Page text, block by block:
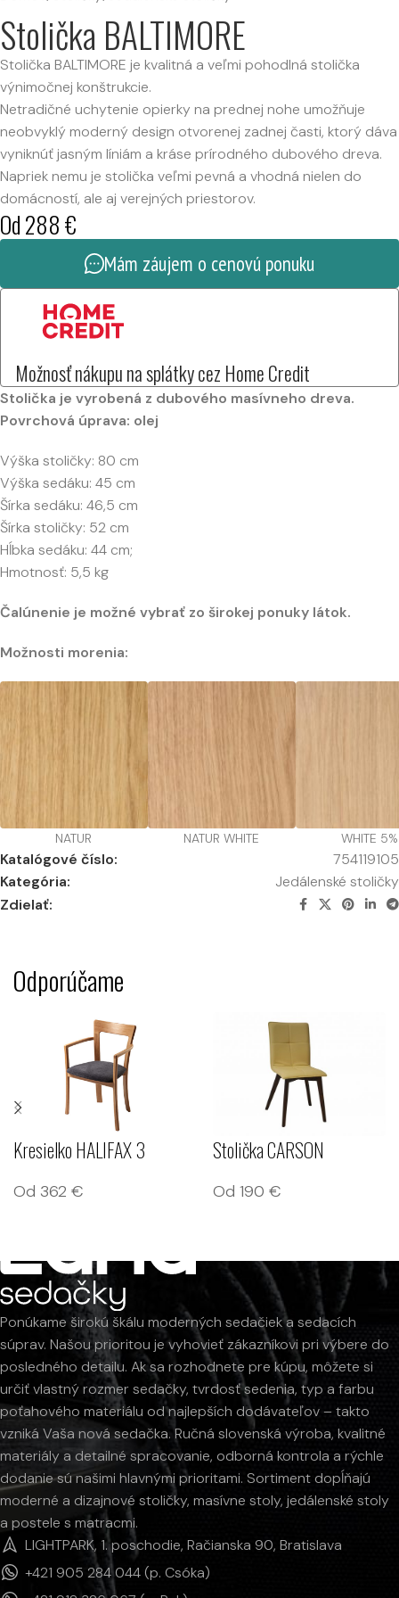
Stolička BALTIMORE
Stolička BALTIMORE je kvalitná a veľmi pohodlná stolička
výnimočnej konštrukcie.
Netradičné uchytenie opierky na prednej nohe umožňuje
neobvyklý moderný design otvorenej zadnej časti, ktorý dáva
vyniknúť jasným líniám a kráse prírodného dubového dreva.
Napriek nemu je stolička veľmi pevná a vhodná nielen do
domácností, ale aj verejných priestorov.
Od288€
Mám záujem o cenovú ponuku
Možnosť nákupu na splátky cez Home Credit
Stolička je vyrobená z dubového masívneho dreva.
Povrchová úprava: olej
Výška stoličky: 80 cm
Výška sedáku: 45 cm
Šírka sedáku: 46,5 cm
Šírka stoličky: 52 cm
Hĺbka sedáku: 44 cm;
Hmotnosť: 5,5 kg
Čalúnenie je možné vybrať zo širokej ponuky látok.
Možnosti morenia:
NATUR NATUR WHITE WHITE 5%
Katalógové číslo:
754119105
Kategória:
Jedálenské stoličky
Zdielať:
Odporúčame
Kresielko HALIFAX 3
Od 362 €
Stolička CARSON
Od 190 €
Ponúkame širokú škálu moderných sedačiek a sedacích
súprav. Našou prioritou je vyhovieť zákazníkovi pri výbere do
posledného detailu. Ak sa rozhodnete pre kúpu, môžete si
určiť vlastný rozmer sedačky, tvrdosť sedenia, typ a farbu
poťahového materiálu od najlepších dodávateľov – takto
vzniká Vaša nová sedačka. Ručná slovenská výroba, kvalitné
materiály a detailné spracovanie, odborná kontrola a rýchle
dodanie sú našimi hlavnými prioritami. Sortiment dopĺňajú
moderné a dizajnové stoličky, masívne stoly, jedálenské stoly
a postele s matracmi.
LIGHTPARK, 1. poschodie, Račianska 90, Bratislava
+421 905 284 044 (p. Csóka)